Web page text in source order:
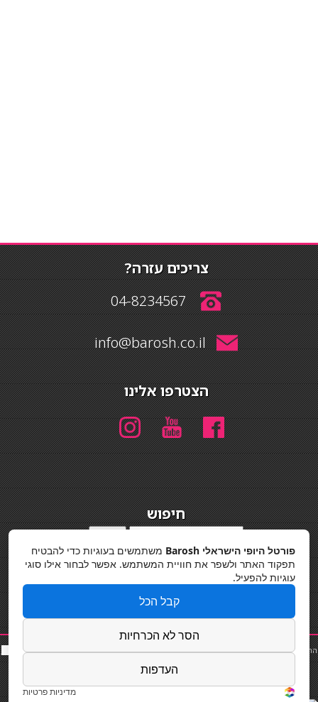
צריכים עזרה?
04-8234567
info@barosh.co.il
הצטרפו אלינו
חיפוש
מדיניות פרטיות
החלקות שיער|תאורה לבית|פאות ותוספות שיער|נייל סטודיו|תוספות שיער|שף פרטי|כ
סאות
פורטל היופי הישראלי Barosh
משתמשים בעוגיות כדי להבטיח
תפקוד האתר ולשפר את חוויית המשתמש. אפשר לבחור אילו סוגי
עוגיות להפעיל.
קבל הכל
הסר לא הכרחיות
העדפות
מדיניות פרטיות